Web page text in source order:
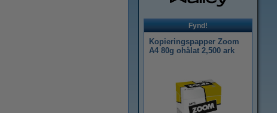
Fynd!
Kopieringspapper Zoom
A4 80g ohålat 2,500 ark